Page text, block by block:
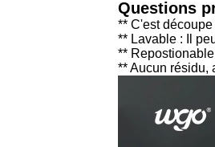
Questions
** C'est
** Lavable : Il
**
** Aucun résidu,